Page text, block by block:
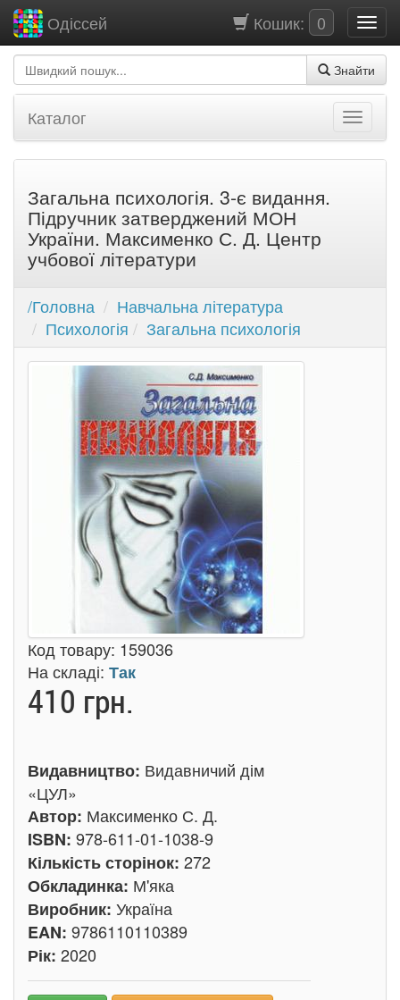
Кошик: 0
Одіссей
Знайти
Каталог
Загальна психологія. 3-є видання.
Підручник затверджений МОН
України. Максименко С. Д. Центр
учбової літератури
/Головна
Навчальна література
Психологія
Загальна психологія
Код товару: 159036
На складі: Так
410 грн.
Видавництво: Видавничий дім
«ЦУЛ»
Автор: Максименко С. Д.
ISBN: 978-611-01-1038-9
Кількість сторінок: 272
Обкладинка: М'яка
Виробник: Україна
EAN: 9786110110389
Рік: 2020